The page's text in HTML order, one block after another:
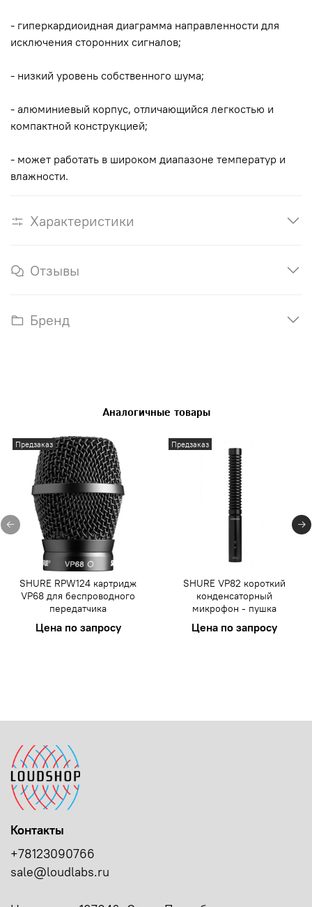
- гиперкардиоидная диаграмма направленности для
исключения сторонних сигналов;
- низкий уровень собственного шума;
- алюминиевый корпус, отличающийся легкостью и
компактной конструкцией;
- может работать в широком диапазоне температур и
влажности.
Характеристики
Отзывы
Бренд
Аналогичные товары
Предзаказ
SHURE RPW124 картридж
VP68 для беспроводного
передатчика
Цена по запросу
Предзаказ
SHURE VP82 короткий
конденсаторный
микрофон - пушка
Цена по запросу
Контакты
+78123090766
sale@loudlabs.ru